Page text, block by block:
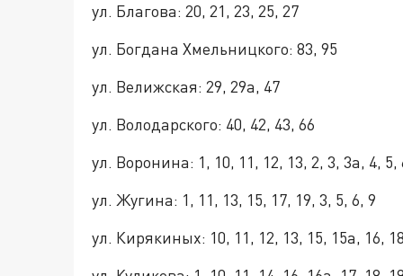
ул. Благова: 20, 21, 23, 25, 27
ул. Богдана Хмельницкого: 83, 95
ул. Велижская: 29, 29а, 47
ул. Володарского: 40, 42, 43, 66
ул. Воронина: 1, 10, 11, 12, 13, 2, 3, 3а, 4, 5,
ул. Жугина: 1, 11, 13, 15, 17, 19, 3, 5, 6, 9
ул. Кирякиных: 10, 11, 12, 13, 15, 15а, 16,